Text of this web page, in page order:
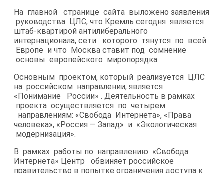
На главной странице сайта выложено заявления
руководства ЦЛС, что Кремль сегодня является
штаб-​квартирой антилиберального
интернационала, сети которого тянутся по всей
Европе и что Москва ставит под сомнение
основы европейского миропорядка.
Основным проектом, который реализуется ЦЛС
на российском направлении, является
«Понимание России» . Деятельность в рамках
проекта осуществляется по четырем
направлениям: «Свобода Интернета», «Права
человека», «Россия — Запад» и «Экологическая
модернизация».
В рамках работы по направлению «Свобода
Интернета» Центр обвиняет российское
правительство в попытке ограничения доступа к